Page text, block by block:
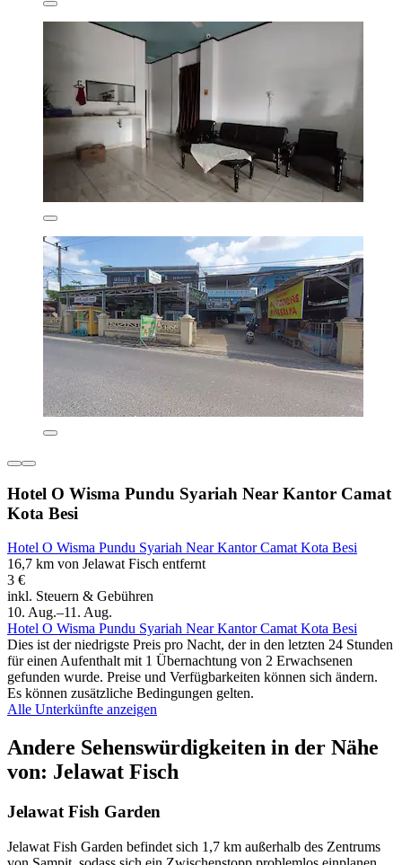
Hotel O Wisma Pundu Syariah Near Kantor Camat
Kota Besi
Hotel O Wisma Pundu Syariah Near Kantor Camat Kota Besi
16,7 km von Jelawat Fisch entfernt
3 €
inkl. Steuern & Gebühren
10. Aug.–11. Aug.
Hotel O Wisma Pundu Syariah Near Kantor Camat Kota Besi
Dies ist der niedrigste Preis pro Nacht, der in den letzten 24 Stunden
für einen Aufenthalt mit 1 Übernachtung von 2 Erwachsenen
gefunden wurde. Preise und Verfügbarkeiten können sich ändern.
Es können zusätzliche Bedingungen gelten.
Alle Unterkünfte anzeigen
Andere Sehenswürdigkeiten in der Nähe
von: Jelawat Fisch
Jelawat Fish Garden
Jelawat Fish Garden befindet sich 1,7 km außerhalb des Zentrums